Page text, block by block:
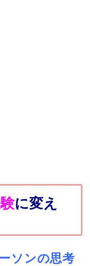
に変え
ソンの思考